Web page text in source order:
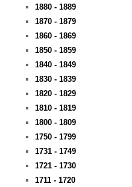
1880 - 1889
1870 - 1879
1860 - 1869
1850 - 1859
1840 - 1849
1830 - 1839
1820 - 1829
1810 - 1819
1800 - 1809
1750 - 1799
1731 - 1749
1721 - 1730
1711 - 1720